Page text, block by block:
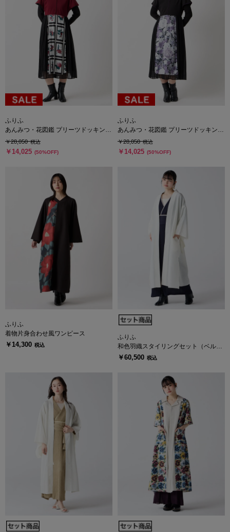
ふりふ
あんみつ・花図鑑 プリーツドッキング
ワンピース
￥28,050 税込
￥14,025 (50%OFF)
ふりふ
あんみつ・花図鑑 プリーツドッキング
ワンピース
￥28,050 税込
￥14,025 (50%OFF)
ふりふ
着物片身合わせ風ワンピース
￥14,300 税込
ふりふ
和色羽織スタイリングセット（ベルト
付き楊柳着物風ワンピース＋シャドー
￥60,500 税込